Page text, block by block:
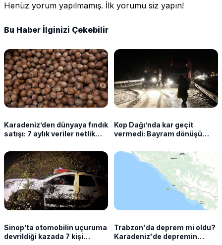
Henüz yorum yapılmamış. İlk yorumu siz yapın!
Bu Haber İlginizi Çekebilir
Karadeniz’den dünyaya fındık
satışı: 7 aylık veriler netlik
Kop Dağı’nda kar geçit
vermedi: Bayram dönüşü
Sinop’ta otomobilin uçuruma
devrildiği kazada 7 kişi
Trabzon'da deprem mi oldu?
Karadeniz'de depremin